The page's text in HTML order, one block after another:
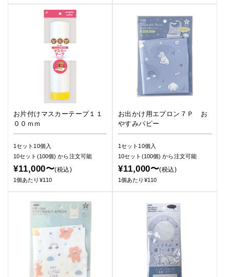
お片付けマスカーテープ１１
００ｍｍ
1セット10個入
10セット(100個)から注文可能
¥11,000〜(税込)
1個あたり¥110
お出かけ用エプロン７Ｐ お
やすみパピー
1セット10個入
10セット(100個)から注文可能
¥11,000〜(税込)
1個あたり¥110